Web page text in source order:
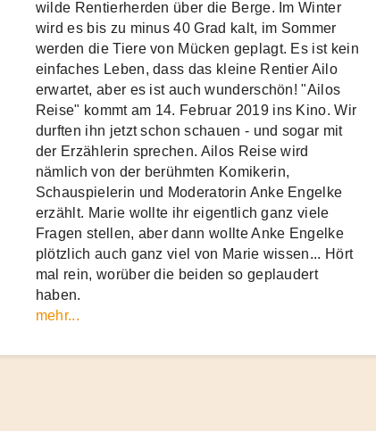
wilde Rentierherden über die Berge. Im Winter
wird es bis zu minus 40 Grad kalt, im Sommer
werden die Tiere von Mücken geplagt. Es ist kein
einfaches Leben, dass das kleine Rentier Ailo
erwartet, aber es ist auch wunderschön! "Ailos
Reise" kommt am 14. Februar 2019 ins Kino. Wir
durften ihn jetzt schon schauen - und sogar mit
der Erzählerin sprechen. Ailos Reise wird
nämlich von der berühmten Komikerin,
Schauspielerin und Moderatorin Anke Engelke
erzählt. Marie wollte ihr eigentlich ganz viele
Fragen stellen, aber dann wollte Anke Engelke
plötzlich auch ganz viel von Marie wissen... Hört
mal rein, worüber die beiden so geplaudert
haben.
mehr...